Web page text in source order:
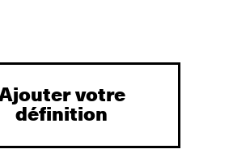
votre
définition